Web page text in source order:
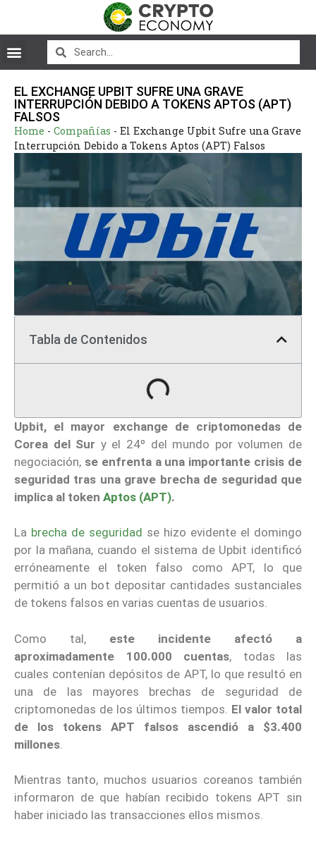
EL EXCHANGE UPBIT SUFRE UNA GRAVE
INTERRUPCIÓN DEBIDO A TOKENS APTOS (APT)
FALSOS
Home - Compañías - El Exchange Upbit Sufre una Grave
Interrupción Debido a Tokens Aptos (APT) Falsos
Tabla de Contenidos
Upbit, el mayor exchange de criptomonedas de
Corea del Sur y el 24º del mundo por volumen de
negociación, se enfrenta a una importante crisis de
seguridad tras una grave brecha de seguridad que
implica al token Aptos (APT).
La brecha de seguridad se hizo evidente el domingo
por la mañana, cuando el sistema de Upbit identificó
erróneamente el token falso como APT, lo que
permitió a un bot depositar cantidades sustanciales
de tokens falsos en varias cuentas de usuarios.
Como tal, este incidente afectó a
aproximadamente 100.000 cuentas, todas las
cuales contenían depósitos de APT, lo que resultó en
una de las mayores brechas de seguridad de
criptomonedas de los últimos tiempos. El valor total
de los tokens APT falsos ascendió a $3.400
millones
Mientras tanto, muchos usuarios coreanos también
informaron de que habían recibido tokens APT sin
haber iniciado las transacciones ellos mismos.